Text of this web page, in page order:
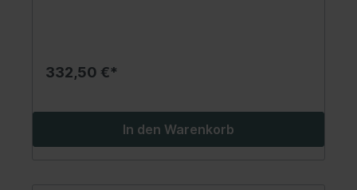
332,50 €*
In den Warenkorb